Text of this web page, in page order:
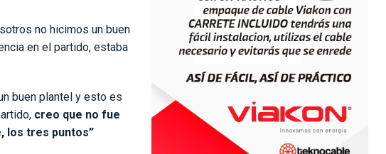
no hicimos un buen
en el partido, estaba
buen plantel y esto es
creo que no fue
los tres puntos”